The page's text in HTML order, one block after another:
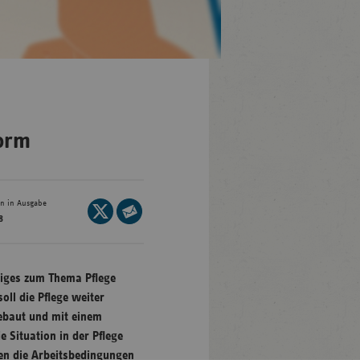
in Ausgabe
Seite
auf
zum Thema Pflege
die Pflege weiter
und mit einem
Situation in der Pflege
die Arbeitsbedingungen